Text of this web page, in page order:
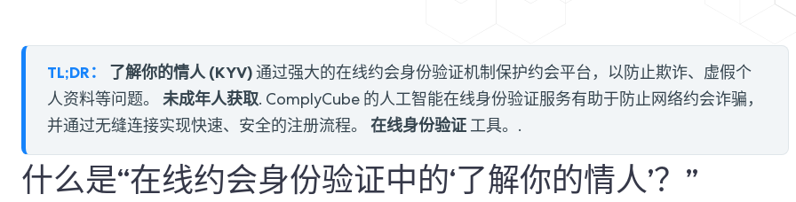
TL;DR： 了解你的情人 (KYV) 通过强大的在线约会身份验证机制保护约会平台，以防止欺诈、虚假个
人资料等问题。 未成年人获取. ComplyCube 的人工智能在线身份验证服务有助于防止网络约会诈骗，
并通过无缝连接实现快速、安全的注册流程。 在线身份验证 工具。.
什么是“在线约会身份验证中的‘了解你的情人’？”